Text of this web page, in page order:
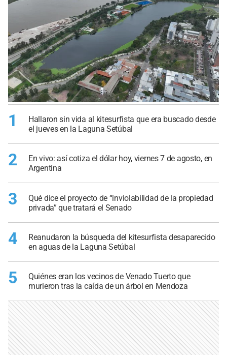
1
Hallaron sin vida al kitesurfista que era buscado desde
el jueves en la Laguna Setúbal
2
En vivo: así cotiza el dólar hoy, viernes 7 de agosto, en
Argentina
3
Qué dice el proyecto de “inviolabilidad de la propiedad
privada” que tratará el Senado
4
Reanudaron la búsqueda del kitesurfista desaparecido
en aguas de la Laguna Setúbal
5
Quiénes eran los vecinos de Venado Tuerto que
murieron tras la caída de un árbol en Mendoza